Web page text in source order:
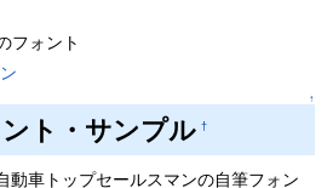
フォント
↑
ト・サンプル †
動車トップセールスマンの自筆フォン